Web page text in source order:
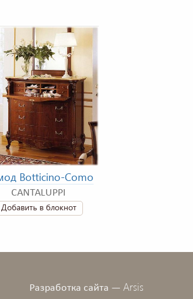
Botticino-Como
CANTALUPPI
Добавить в блокнот
Разработка сайта — Arsis